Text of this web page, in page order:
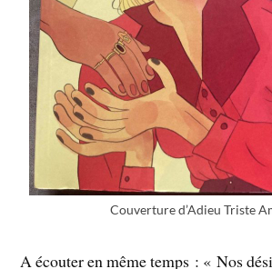
Couverture d’Adieu Triste
A écouter en même temps : « Nos